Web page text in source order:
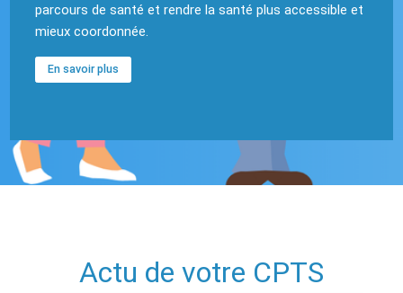
parcours de santé et rendre la santé plus accessible et
mieux coordonnée.
En savoir plus
Actu de votre CPTS